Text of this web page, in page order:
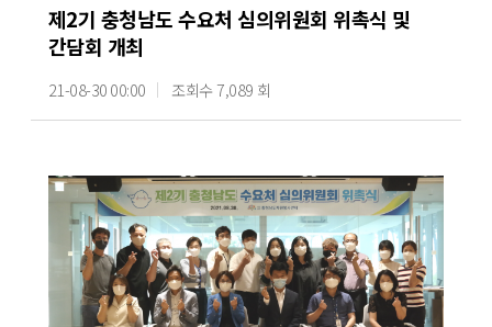
제2기 충청남도 수요처 심의위원회 위촉식 및
간담회 개최
21-08-30 00:00 조회수 7,089 회